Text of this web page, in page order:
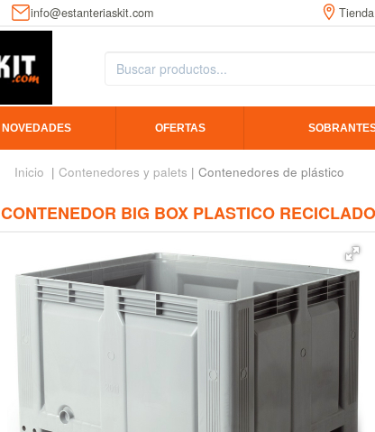
info@estanteriaskit.com
NOVEDADES OFERTAS
Inicio | Contenedores y palets | Contenedores de plástico
CONTENEDOR BIG BOX PLASTICO